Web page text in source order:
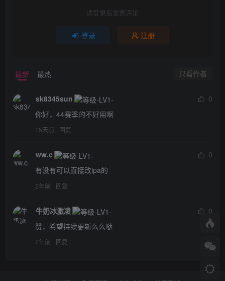
请登录后发表评论
登录 注册
最新 最热 只看作者
sk8345sun
0
你好，44赛季的不好用啊
15天前 回复
ww.c
0
有没有可以直接改ipa的
2年前 回复
牛奶冰激凌
0
赞，希望持续更新么么哒
2年前 回复